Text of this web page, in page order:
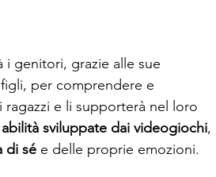
i genitori, grazie alle sue
per comprendere e
ragazzi e li supporterà nel loro
abilità sviluppate dai videogiochi,
di sé e delle proprie emozioni.